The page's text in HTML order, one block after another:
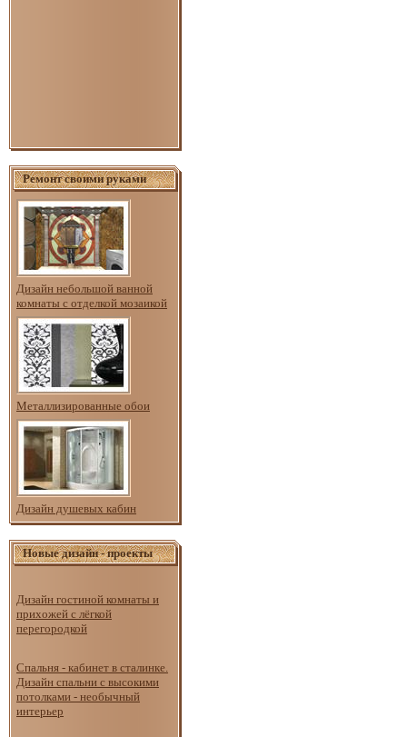
Ремонт своими руками
Дизайн небольшой ванной
комнаты с отделкой мозаикой
Металлизированные обои
Дизайн душевых кабин
Новые дизайн - проекты
Дизайн гостиной комнаты и
прихожей с лёгкой
перегородкой
Спальня - кабинет в сталинке.
Дизайн спальни с высокими
потолками - необычный
интерьер